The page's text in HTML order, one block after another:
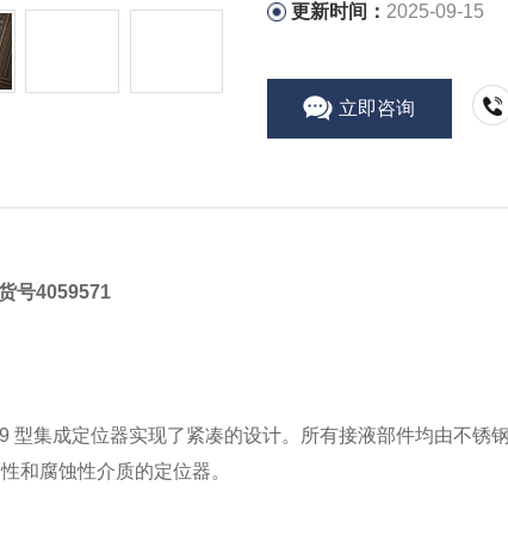
更新时间： 2025-09-15
立即咨询
号4059571
型集成定位器实现了紧凑的设计。所有接液部件均由不锈钢
和腐蚀性介质的定位器。